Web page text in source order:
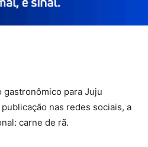
para Juju
nas redes sociais, a
carne de rã.